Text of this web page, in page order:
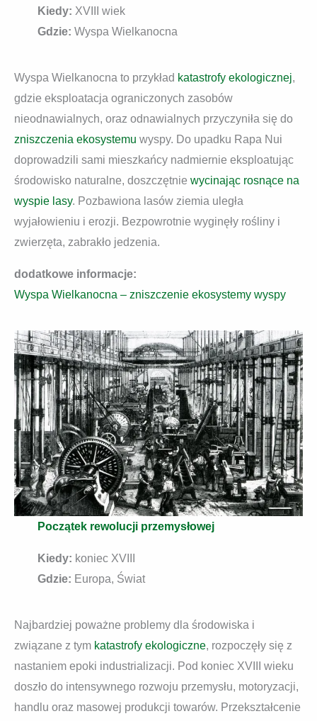
Kiedy: XVIII wiek
Gdzie: Wyspa Wielkanocna
Wyspa Wielkanocna to przykład katastrofy ekologicznej,
gdzie eksploatacja ograniczonych zasobów
nieodnawialnych, oraz odnawialnych przyczyniła się do
zniszczenia ekosystemu wyspy. Do upadku Rapa Nui
doprowadzili sami mieszkańcy nadmiernie eksploatując
środowisko naturalne, doszczętnie wycinając rosnące na
wyspie lasy. Pozbawiona lasów ziemia uległa
wyjałowieniu i erozji. Bezpowrotnie wyginęły rośliny i
zwierzęta, zabrakło jedzenia.
dodatkowe informacje:
Wyspa Wielkanocna – zniszczenie ekosystemy wyspy
Początek rewolucji przemysłowej
Kiedy: koniec XVIII
Gdzie: Europa, Świat
Najbardziej poważne problemy dla środowiska i
związane z tym katastrofy ekologiczne, rozpoczęły się z
nastaniem epoki industrializacji. Pod koniec XVIII wieku
doszło do intensywnego rozwoju przemysłu, motoryzacji,
handlu oraz masowej produkcji towarów. Przekształcenie